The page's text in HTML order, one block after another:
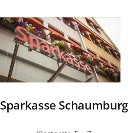
Sparkasse Schaumburg